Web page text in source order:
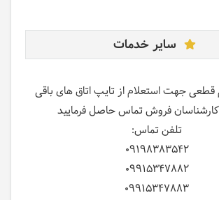
سایر خدمات
قطعی جهت استعلام از تایپ اتاق های باقی
کارشناسان فروش تماس حاصل فرمایید
تلفن تماس:
09198383542
09915347882
09915347883